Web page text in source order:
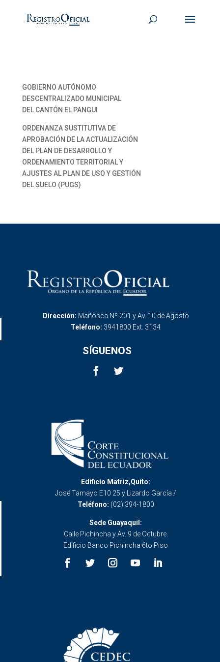
GOBIERNO AUTÓNOMO
DESCENTRALIZADO MUNICIPAL
DEL CANTÓN EL PANGUI
ORDENANZA SUSTITUTIVA DE
APROBACIÓN DE LA ACTUALIZACIÓN
DEL PLAN DE DESARROLLO Y
ORDENAMIENTO TERRITORIAL Y
AJUSTES AL PLAN DE USO Y GESTIÓN
DEL SUELO (PUGS)
Dirección: Mañosca Nº 201 y Av. 10 de Agosto
Teléfono: 3941800 Ext. 3134
SÍGUENOS
Edificio Matriz,Quito:
José Tamayo E10 25 y Lizardo García /
Teléfono: (02) 394-1800
Sede Guayaquil:
Calle Pichincha y Av. 9 de Octubre.
Edificio Banco Pichincha 6to Piso